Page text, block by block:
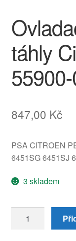
Reklamace
Reklamační řád
Vrakoviště Citroën
táhly
847,00 Kč
PSA CITROEN
6451SG 6451SJ
3 skladem
klimatizace